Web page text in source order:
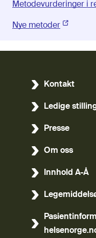
Metodevurderinger i
Nye metoder (Ekstern
Kontakt
Ledige
Presse
Om oss
Innhold A-Å
(Ekstern lenke)
(Ekstern lenke)